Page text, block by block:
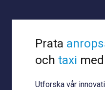
Prata
och taxi
Utforska vår